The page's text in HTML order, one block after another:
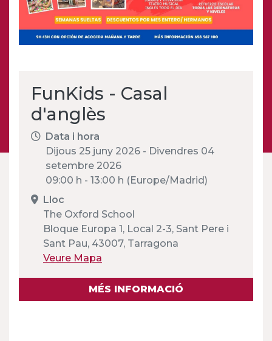
FunKids - Casal
d'anglès
Data i hora
Dijous 25 juny 2026 - Divendres 04
setembre 2026
09:00 h - 13:00 h (Europe/Madrid)
Lloc
The Oxford School
Bloque Europa 1, Local 2-3, Sant Pere i
Sant Pau, 43007, Tarragona
Veure Mapa
MÉS INFORMACIÓ